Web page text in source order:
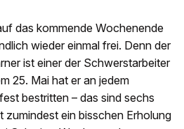
das kommende Wochenende
wieder einmal frei. Denn der
ist einer der Schwerstarbeiter
25. Mai hat er an jedem
bestritten – das sind sechs
zumindest ein bisschen Erholung